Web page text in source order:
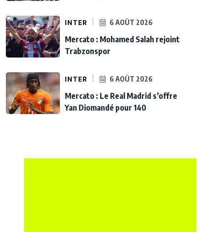
INTER 6 AOÛT 2026
Mercato : Mohamed Salah rejoint
Trabzonspor
INTER 6 AOÛT 2026
Mercato : Le Real Madrid s’offre
Yan Diomandé pour 140